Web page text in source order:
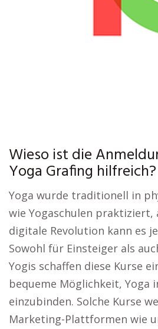
Wieso ist die
Yoga Grafing hilfreich?
Yoga wurde traditionell in
wie Yogaschulen praktiziert,
digitale Revolution kann es
Sowohl für Einsteiger als
Yogis schaffen diese Kurse
bequeme Möglichkeit, Yoga
einzubinden. Solche Kurse
Marketing-Plattformen wie